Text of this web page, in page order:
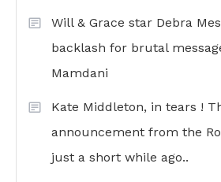
Will & Grace star Debra
backlash for brutal
Mamdani
Kate Middleton, in tears !
announcement from the
just a short while ago..